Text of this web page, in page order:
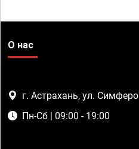
О нас
г. Астрахань, ул.
Пн-Сб | 09:00 - 19:00